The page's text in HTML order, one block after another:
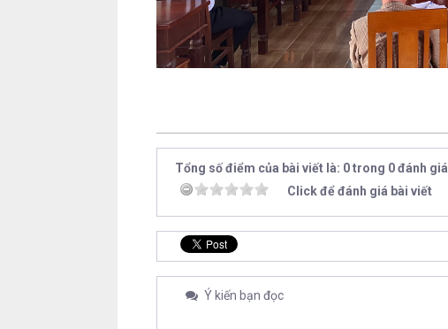
Tổng số điểm của bài viết là: 0 trong 0 đánh giá
Click để đánh giá bài viết
Ý kiến bạn đọc